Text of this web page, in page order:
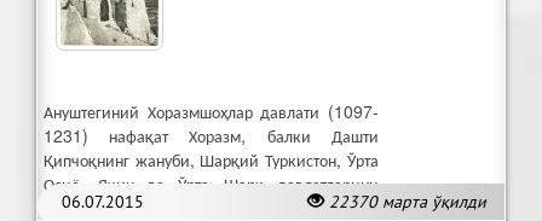
06.07.2015 22370 марта ўқилди
Ануштегиний Хоразмшоҳлар давлати (1097-
1231) нафақат Хоразм, балки Дашти
Қипчоқнинг жануби, Шарқий Туркистон, Ўрта
Осиё, Яқин ва Ўрта Шарқ давлатларини
бирлаштирган буюк салтанат бўлган.